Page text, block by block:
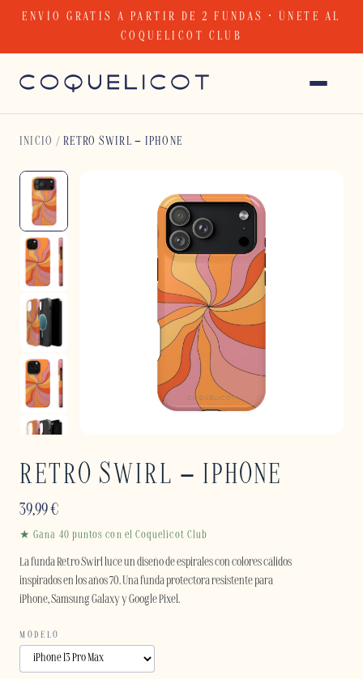
ENVÍO GRATIS A PARTIR DE 2 FUNDAS · ÚNETE AL
COQUELICOT CLUB
INICIO /RETRO SWIRL – IPHONE
RETRO SWIRL – IPHONE
39,99€
★ Gana 40 puntos con el Coquelicot Club
La funda Retro Swirl luce un diseño de espirales con colores cálidos
inspirados en los años 70. Una funda protectora resistente para
iPhone, Samsung Galaxy y Google Pixel.
MODELO